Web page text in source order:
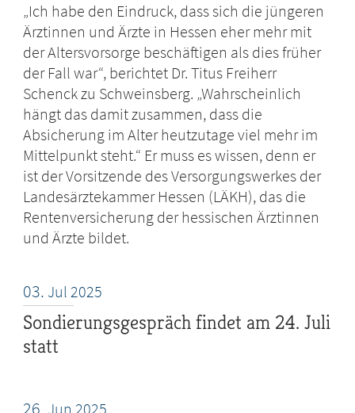
„Ich habe den Eindruck, dass sich die jüngeren
Ärztinnen und Ärzte in Hessen eher mehr mit
der Altersvorsorge beschäftigen als dies früher
der Fall war“, berichtet Dr. Titus Freiherr
Schenck zu Schweinsberg. „Wahrscheinlich
hängt das damit zusammen, dass die
Absicherung im Alter heutzutage viel mehr im
Mittelpunkt steht.“ Er muss es wissen, denn er
ist der Vorsitzende des Versorgungswerkes der
Landesärztekammer Hessen (LÄKH), das die
Rentenversicherung der hessischen Ärztinnen
und Ärzte bildet.
03. Jul 2025
Sondierungsgespräch findet am 24. Juli
statt
26. Jun 2025